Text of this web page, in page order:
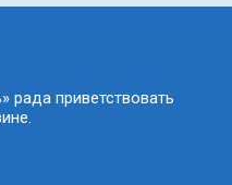
рада приветствовать